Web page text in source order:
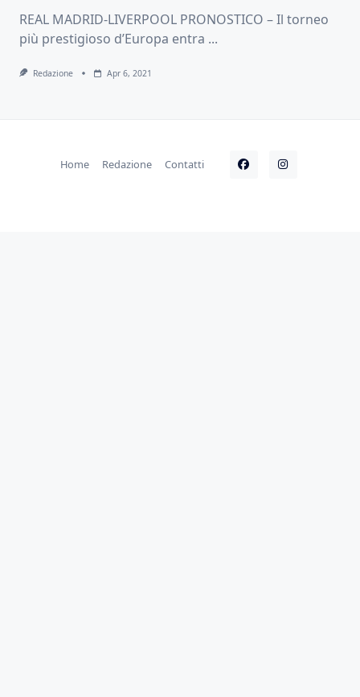
REAL MADRID-LIVERPOOL PRONOSTICO – Il torneo
più prestigioso d’Europa entra ...
Redazione Apr 6, 2021
Home Redazione Contatti